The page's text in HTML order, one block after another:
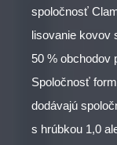
spoločnosť
lisovanie kovov
50 % obchodov
Spoločnosť
dodávajú
s hrúbkou 1,0